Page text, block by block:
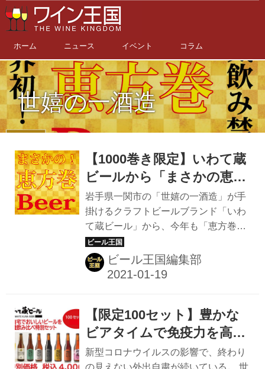
ホーム ニュース イベント コラム
世嬉の一酒造
【1000巻き限定】いわて蔵
ビールから「まさかの恵方
巻ビール」発売！縁起を担
ぎながら食品ロスに貢献し
よう
岩手県一関市の「世嬉の一酒造」が手
掛けるクラフトビールブランド「いわ
て蔵ビール」から、今年も「恵方巻ビ
ール」が発売される。 まさかの!?恵方
巻ビール（食材廃棄率0％、SDGs的、
エコな恵方巻） 世嬉の一酒造 まさか
造 食品ロスのない「巻くだけ」のアイ
ディア商品 同社で2年前から販売して
は原材料に恵方巻を使ったり、恵方巻
ビール王国編集部
【限定100セット】豊かな
ビアタイムで免疫力を高め
よう！ お得な「いわて蔵ビ
新型コロナウイルスの影響で、終わり
の見えない外出自粛が続いている。 世